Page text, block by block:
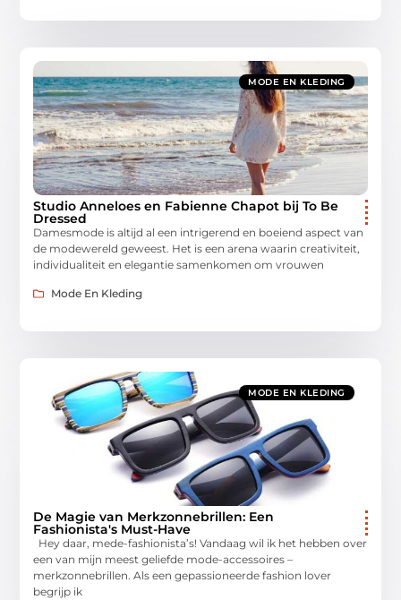
MODE EN KLEDING
Studio Anneloes en Fabienne Chapot bij To Be
Dressed
Damesmode is altijd al een intrigerend en boeiend aspect van
de modewereld geweest. Het is een arena waarin creativiteit,
individualiteit en elegantie samenkomen om vrouwen
Mode En Kleding
MODE EN KLEDING
De Magie van Merkzonnebrillen: Een
Fashionista's Must-Have
Hey daar, mede-fashionista’s! Vandaag wil ik het hebben over
een van mijn meest geliefde mode-accessoires –
merkzonnebrillen. Als een gepassioneerde fashion lover
begrijp ik